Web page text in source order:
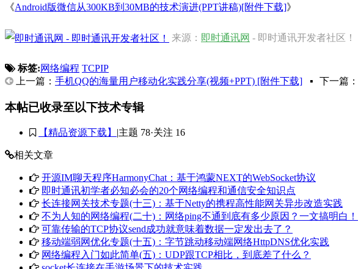
《Android版微信从300KB到30MB的技术演进(PPT讲稿)[附件下载]》
来源： 即时通讯网 - 即时通讯开发者社区！
标签:网络编程 TCPIP
上一篇： 手机QQ的海量用户移动化实践分享(视频+PPT) [附件下载] ▪ 下一篇：
本帖已收录至以下技术专辑
【精品资源下载】 主题 78·关注 16
相关文章
开源IM聊天程序HarmonyChat：基于鸿蒙NEXT的WebSocket协议
即时通讯初学者必知必会的20个网络编程和通信安全知识点
长连接网关技术专题(十三)：基于Netty的携程高性能网关异步改造实践
不为人知的网络编程(二十)：网络ping不通到底有多少原因？一文搞明白！
可靠传输的TCP协议send成功就意味着数据一定发出去了？
移动端弱网优化专题(十五)：字节跳动移动端网络HttpDNS优化实践
网络编程入门如此简单(五)：UDP跟TCP相比，到底差了什么？